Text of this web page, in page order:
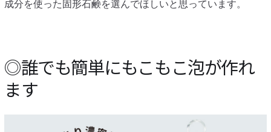
成分を使った固形石鹸を選んでほしいと思っています。
◎誰でも簡単にもこもこ泡が作れ
ます